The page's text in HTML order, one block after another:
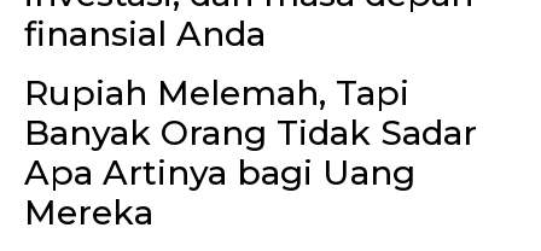
finansial Anda
Rupiah Melemah, Tapi
Banyak Orang Tidak Sadar
Apa Artinya bagi Uang
Mereka